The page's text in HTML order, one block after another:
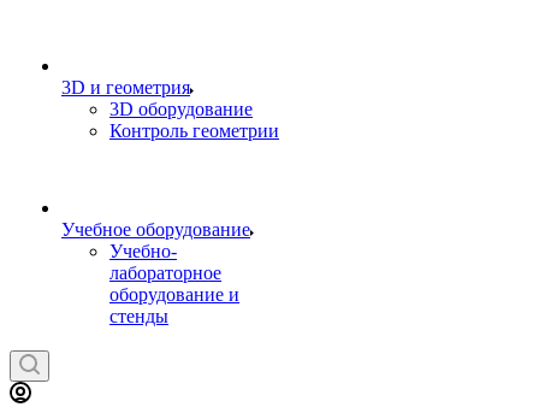
3D и геометрия
3D оборудование
Контроль геометрии
Учебное оборудование
Учебно-
лабораторное
оборудование и
стенды